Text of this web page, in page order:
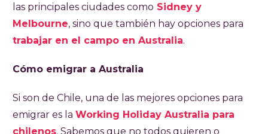
las principales ciudades como Sidney y
Melbourne, sino que también hay opciones para
trabajar en el campo en Australia.
Cómo emigrar a Australia
Si son de Chile, una de las mejores opciones para
emigrar es la Working Holiday Australia para
chilenos. Sabemos que no todos quieren o